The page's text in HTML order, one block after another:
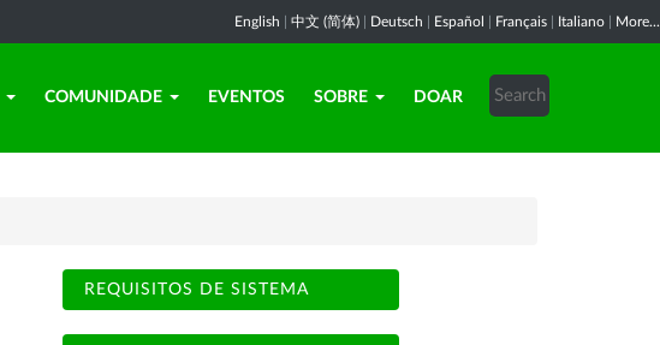
English 中文 (简体) Deutsch Español Français Italiano More...
COMUNIDADE EVENTOS SOBRE DOAR
REQUISITOS DE SISTEMA